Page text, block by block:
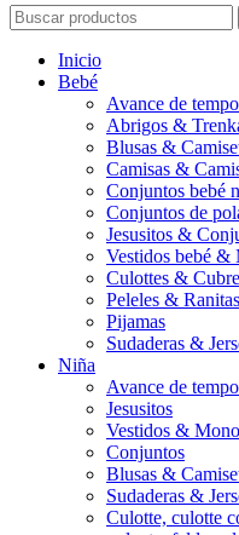
Inicio
Bebé
Avance de
Abrigos &
Blusas &
Camisas &
Conjuntos bebé
Conjuntos de
Jesusitos &
Vestidos bebé
Culottes &
Peleles &
Pijamas
Sudaderas &
Niña
Avance de
Jesusitos
Vestidos &
Conjuntos
Blusas &
Sudaderas &
Culotte, culotte